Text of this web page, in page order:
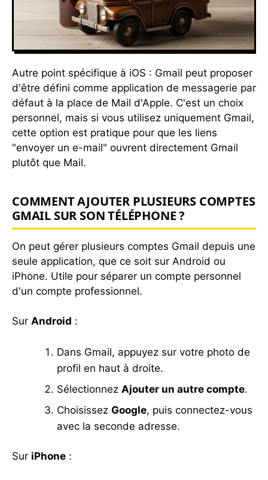
Autre point spécifique à iOS : Gmail peut proposer
d'être défini comme application de messagerie par
défaut à la place de Mail d'Apple. C'est un choix
personnel, mais si vous utilisez uniquement Gmail,
cette option est pratique pour que les liens
"envoyer un e-mail" ouvrent directement Gmail
plutôt que Mail.
COMMENT AJOUTER PLUSIEURS COMPTES
GMAIL SUR SON TÉLÉPHONE ?
On peut gérer plusieurs comptes Gmail depuis une
seule application, que ce soit sur Android ou
iPhone. Utile pour séparer un compte personnel
d'un compte professionnel.
Sur Android :
Dans Gmail, appuyez sur votre photo de
profil en haut à droite.
Sélectionnez Ajouter un autre compte.
Choisissez Google, puis connectez-vous
avec la seconde adresse.
Sur iPhone :